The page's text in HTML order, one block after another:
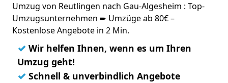
Umzug von Reutlingen nach Gau-Algesheim : Top-
Umzugsunternehmen ➨ Umzüge ab 80€ –
Kostenlose Angebote in 2 Min.
✓ Wir helfen Ihnen, wenn es um Ihren
Umzug geht!
✓ Schnell & unverbindlich Angebote